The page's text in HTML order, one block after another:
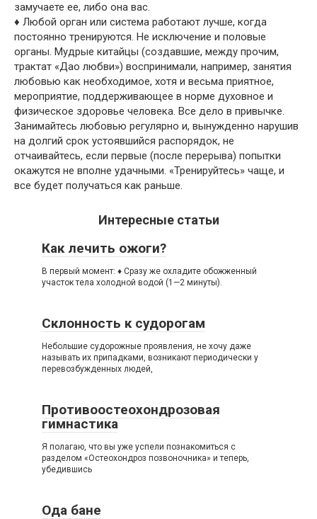
замучаете ее, либо она вас.
♦ Любой орган или система работают лучше, когда
постоянно тренируются. Не исключение и половые
органы. Мудрые китайцы (создавшие, между прочим,
трактат «Дао любви») воспринимали, например, занятия
любовью как необходимое, хотя и весьма приятное,
мероприятие, поддерживающее в норме духовное и
физическое здоровье человека. Все дело в привычке.
Занимайтесь любовью регулярно и, вынужденно нарушив
на долгий срок устоявшийся распорядок, не
отчаивайтесь, если первые (после перерыва) попытки
окажутся не вполне удачными. «Тренируйтесь» чаще, и
все будет получаться как раньше.
Интересные статьи
Как лечить ожоги?
В первый момент: ♦ Сразу же охладите обожженный
участок тела холодной водой (1—2 минуты).
Склонность к судорогам
Небольшие судорожные проявления, не хочу даже
называть их припадками, возникают периодически у
перевозбужденных людей,
Противоостеохондрозовая
гимнастика
Я полагаю, что вы уже успели познакомиться с
разделом «Остеохондроз позвоночника» и теперь,
убедившись
Ода бане